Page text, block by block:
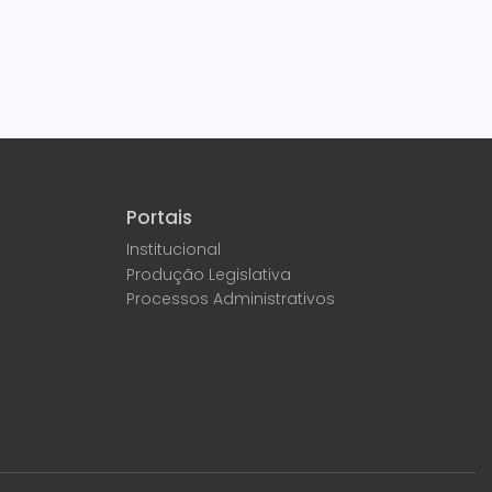
Portais
Institucional
Produção Legislativa
Processos Administrativos